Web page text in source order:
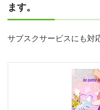
ます。
サブスクサービスにも対